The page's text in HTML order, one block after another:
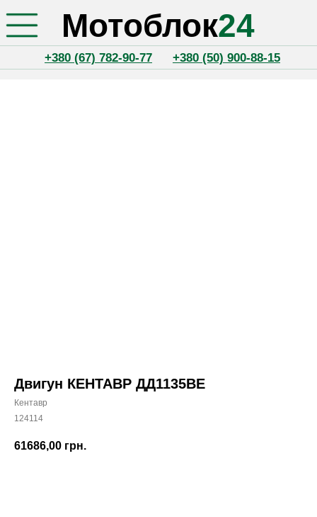
Мотоблок24
Двигун КЕНТАВР ДД1135ВЕ
Кентавр
124114
61686,00 грн.